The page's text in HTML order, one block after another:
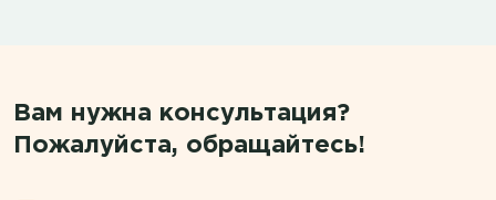
Вам нужна консультация?
Пожалуйста, обращайтесь!